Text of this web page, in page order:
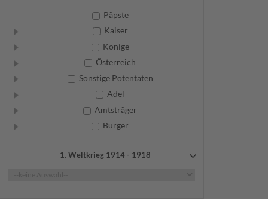
Päpste
Kaiser
Könige
Österreich
Sonstige Potentaten
Adel
Amtsträger
Bürger
Geistliche
1. Weltkrieg 1914 - 1918